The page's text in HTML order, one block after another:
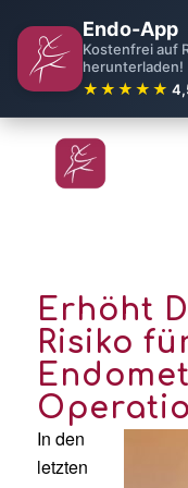
Endo-App
Kostenfrei auf
herunterladen!
★★★★★
Erhöht
Risiko
In den
letzten